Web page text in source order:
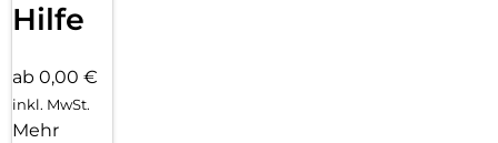
Hilfe
ab 0,00 €
inkl. MwSt.
Mehr